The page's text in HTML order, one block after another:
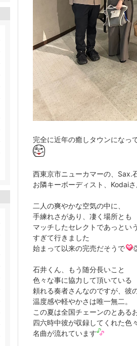
完全に近年の癒しタウンになっ
西東京市ニューカマーの、Sax.
お隣キーボーディスト、Kodai
二人の爽やかな空気の中に、
手練れさがあり、凄く場所とも
マッチしたセレクトであっとい
すぎて行きました
始まって以来の完売だそうで
石井くん、もう随分長いこと
色々な事に協力して頂いている
頼れる奏者さんなのですが、彼
温度感や軽やかさは唯一無二。
この夏は全国チェーンのとある
四六時中彼が収録してくれた色
名曲が流れています